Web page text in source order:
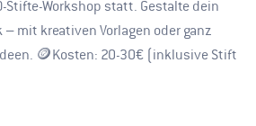
Stifte-Workshop statt. Gestalte dein
mit kreativen Vorlagen oder ganz
🪙Kosten: 20-30€ (inklusive Stift